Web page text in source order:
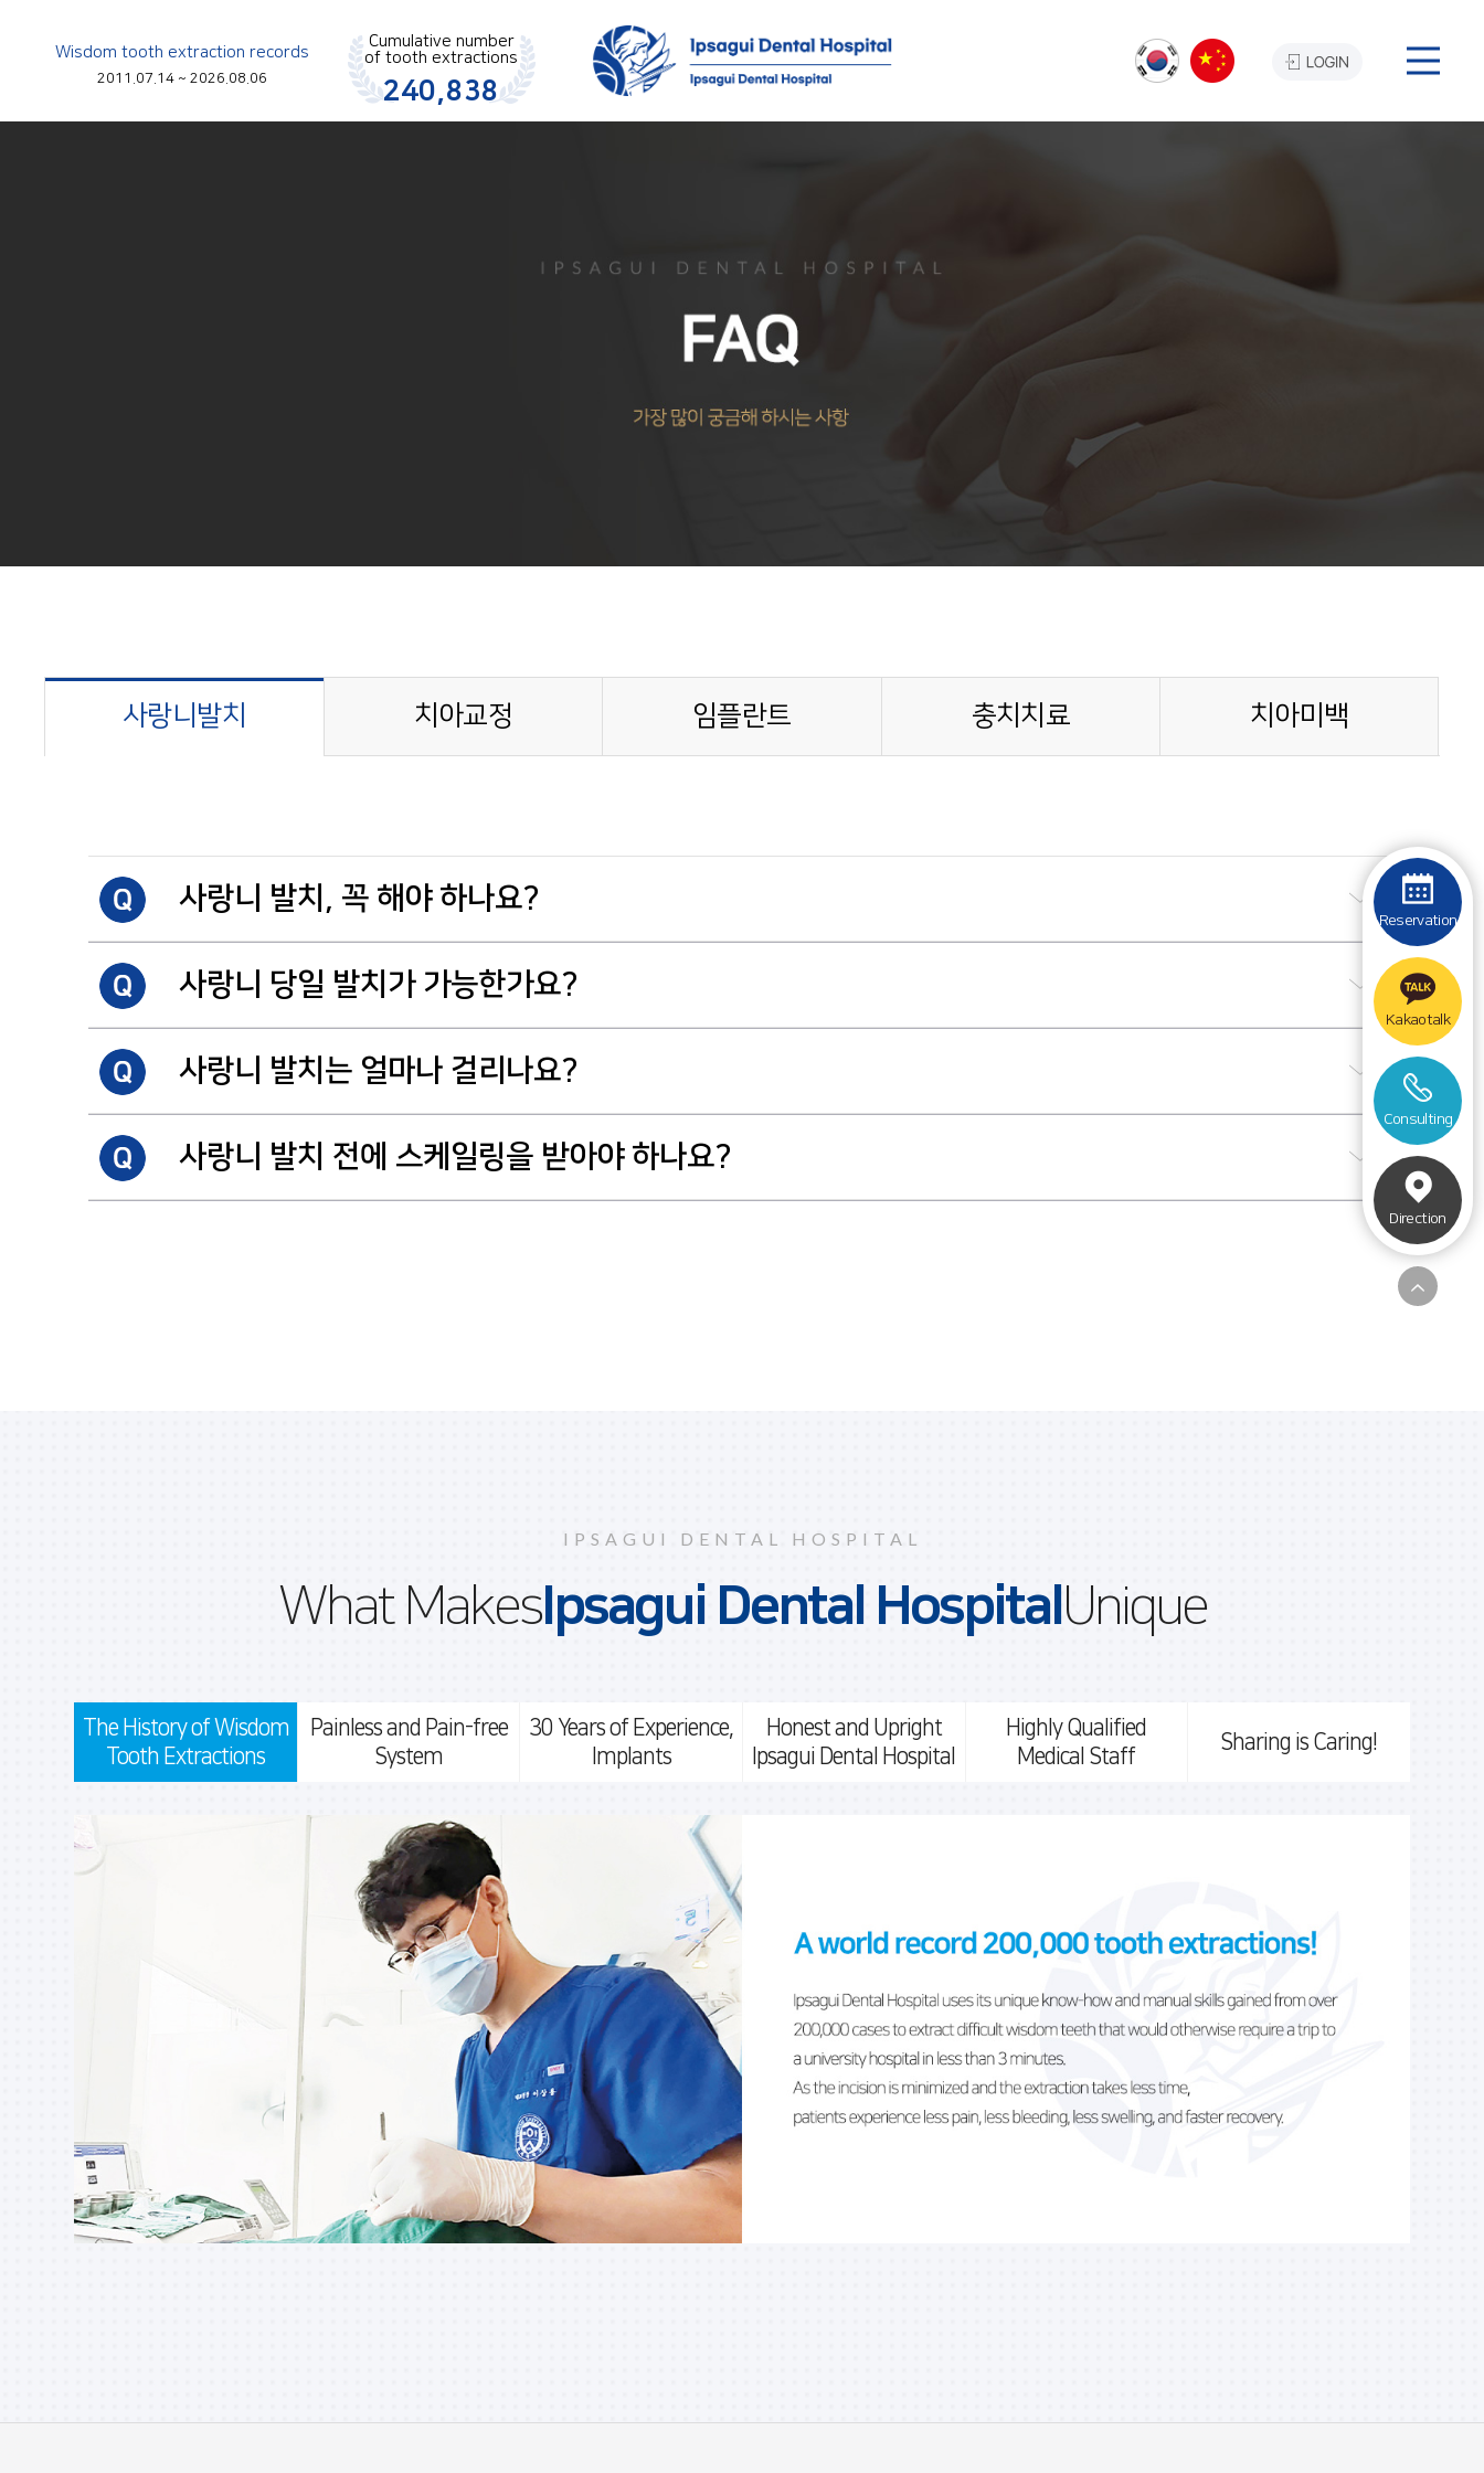
Wisdom tooth extraction records
2011.07.14 ~ 2026.08.06
Cumulative number
of tooth extractions
240,838
사랑니발치 치아교정 임플란트 충치치료 치아미백
사랑니 발치, 꼭 해야 하나요?
사랑니는 저작 기능에 불필요한 치아로, 발치하지 않을 경우 인접 치아에 충치를 발생시킬 수 있고 치열을 망칠 수 있습니다.
특히나 여성 분들의 경우 임신 중에는 사랑니 발치가 불가능하므로 미리 발치 해두는 것이 좋습니다.
환자 분의 나이가 어릴수록 회복기간이 빠르고 발치 소요시간이 적기 때문에 가급적 빠르게 발치하시는 편을 권장합니다.
사랑니 당일 발치가 가능한가요?
본원은 당일 검진 후 당일 발치를 원칙으로 하고 있습니다만, 염증이 너무 심하신 경우 마취제가 잘 듣지 않을 가능성이 있어
약 처방을 먼저 해드린 후에 발치를 진행하기도 합니다.
대부분의 경우 당일 예약, 당일 발치가 가능합니다.
사랑니 발치는 얼마나 걸리나요?
본원은 대학병원에 가야 하는 각종 고난도 매복 케이스를 5분 이내에 빠르고 정확하게 발치해드리고 있습니다.
발치 자체에 걸리는 시간은 몇 초에서 몇 분 이내지만 내원 후 파노라마 촬영과 발치 부위 상담,
수납, 마취시간 등을 고려하면 1시간 정도를 생각하고 내원하시면 됩니다.
사랑니 발치 전에 스케일링을 받아야 하나요?
IPSAGUI DENTAL HOSPITAL
What MakesIpsagui Dental Hospital Unique
The History of Wisdom
Tooth Extractions
Painless and Pain-free
System
30 Years of Experience,
Implants
Honest and Upright
Ipsagui Dental Hospital
Highly Qualified
Medical Staff
Sharing is Caring!
Reservation
Kakaotalk
Consulting
Direction